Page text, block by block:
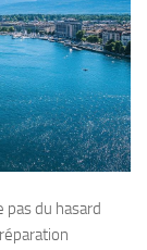
du hasard